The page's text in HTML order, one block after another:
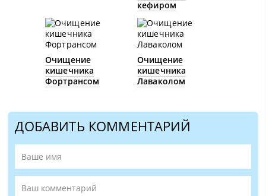
кефиром
Очищение
кишечника
Фортрансом
Очищение
кишечника
Лаваколом
ДОБАВИТЬ КОММЕНТАРИЙ